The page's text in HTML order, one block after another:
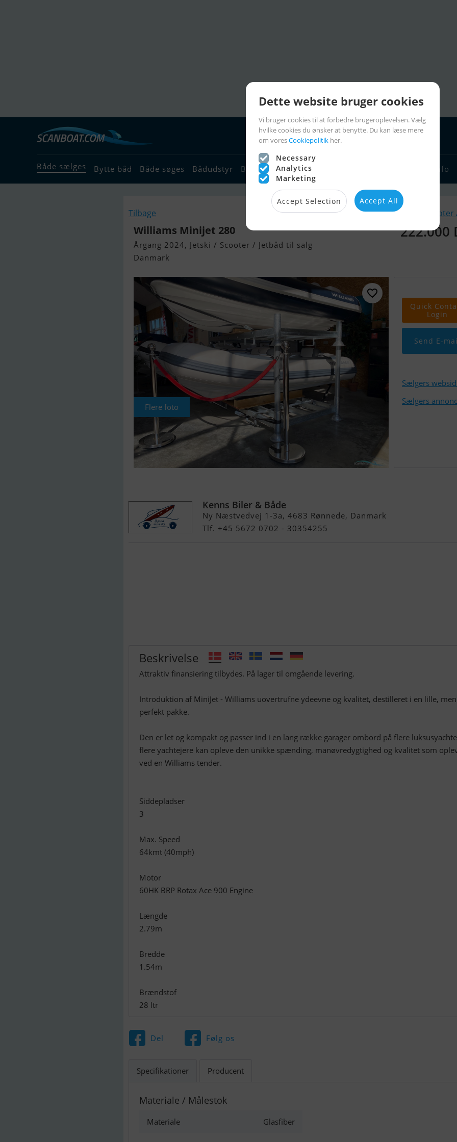
Både sælges Bytte båd Både søges Bådudstyr Bådforhandlere Sejlerlinks Sejlerinfo
Tilbage Lignende Jetski / Scooter
Williams Minijet 280
Årgang 2024, Jetski / Scooter / Jetbåd til salg
Danmark
222.000
Flere foto
Quick
Login
Send E-
Sælgers
Sælgers
Kenns Biler & Både
Ny Næstvedvej 1-3a, 4683 Rønnede, Danmark
Tlf. +45 5672 0702 - 30354255
Beskrivelse
Attraktiv finansiering tilbydes. På lager til omgående levering.
Introduktion af MiniJet - Williams uovertrufne ydeevne og kvalitet, destilleret i en lille, men
perfekt pakke.
Den er let og kompakt og passer ind i en lang række garager ombord på flere
flere yachtejere kan opleve den unikke spænding, manøvredygtighed og kvalitet som
ved en Williams tender.
Siddepladser
3
Max. Speed
64kmt (40mph)
Motor
60HK BRP Rotax Ace 900 Engine
Længde
2.79m
Bredde
1.54m
Brændstof
28 ltr
Del Følg os
Specifikationer Producent
Materiale / Målestok
Materiale Glasfiber
Dette website bruger cookies
Vi bruger cookies til at forbedre brugeroplevelsen. Vælg
hvilke cookies du ønsker at benytte. Du kan læse mere
om voresCookiepolitik her.
Necessary
Analytics
Marketing
Accept Selection Accept All